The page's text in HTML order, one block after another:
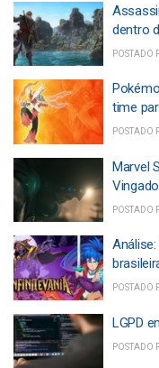
dentro
POSTADO
time
POSTADO
Marvel
POSTADO
POSTADO
LGPD
POSTADO